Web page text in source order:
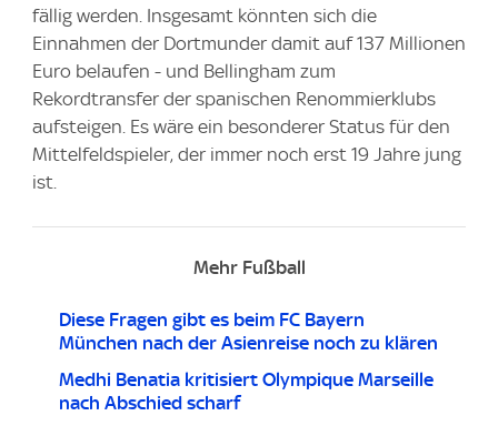
fällig werden. Insgesamt könnten sich die
Einnahmen der Dortmunder damit auf 137 Millionen
Euro belaufen - und Bellingham zum
Rekordtransfer der spanischen Renommierklubs
aufsteigen. Es wäre ein besonderer Status für den
Mittelfeldspieler, der immer noch erst 19 Jahre jung
ist.
Mehr Fußball
Diese Fragen gibt es beim FC Bayern
München nach der Asienreise noch zu klären
Medhi Benatia kritisiert Olympique Marseille
nach Abschied scharf